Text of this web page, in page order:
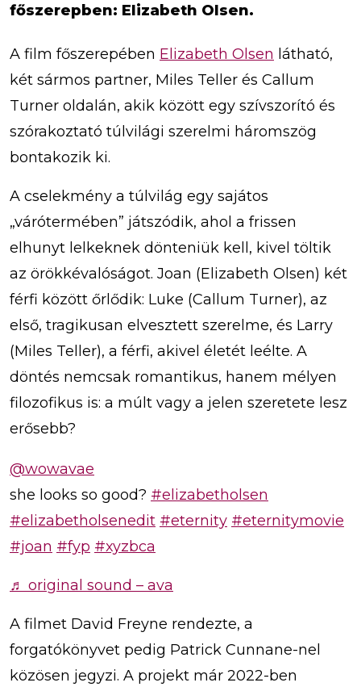
főszerepben: Elizabeth Olsen.
A film főszerepében Elizabeth Olsen látható,
két sármos partner, Miles Teller és Callum
Turner oldalán, akik között egy szívszorító és
szórakoztató túlvilági szerelmi háromszög
bontakozik ki.
A cselekmény a túlvilág egy sajátos
„várótermében” játszódik, ahol a frissen
elhunyt lelkeknek dönteniük kell, kivel töltik
az örökkévalóságot. Joan (Elizabeth Olsen) két
férfi között őrlődik: Luke (Callum Turner), az
első, tragikusan elvesztett szerelme, és Larry
(Miles Teller), a férfi, akivel életét leélte. A
döntés nemcsak romantikus, hanem mélyen
filozofikus is: a múlt vagy a jelen szeretete lesz
erősebb?
@wowavae
she looks so good? #elizabetholsen
#elizabetholsenedit #eternity #eternitymovie
#joan #fyp #xyzbca
♬ original sound – ava
A filmet David Freyne rendezte, a
forgatókönyvet pedig Patrick Cunnane-nel
közösen jegyzi. A projekt már 2022-ben